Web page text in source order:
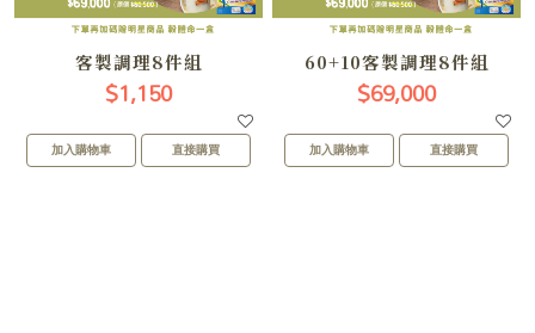
客製調理8件組
$1,150
加入購物車 直接購買
60+10客製調理8件組
$69,000
加入購物車 直接購買